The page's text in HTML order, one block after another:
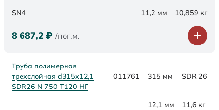
SN4 11,2 мм 10,859 кг
8 687,2 ₽ /пог.м.
Труба полимерная
трехслойная d315x12,1
SDR26 N 750 Т120 НГ
011761 315 мм SDR 26
12,1 мм 11,6 кг